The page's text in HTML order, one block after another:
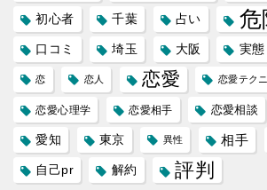
初心者 千葉 占い 危
口コミ 埼玉 大阪 実態
恋 恋人 恋愛 恋愛テク
恋愛心理学 恋愛相手 恋愛相談
愛知 東京 異性 相手
自己pr 解約 評判